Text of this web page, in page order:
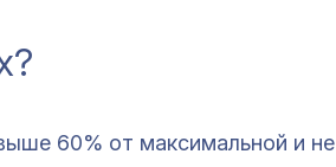
60% от максимальной и не